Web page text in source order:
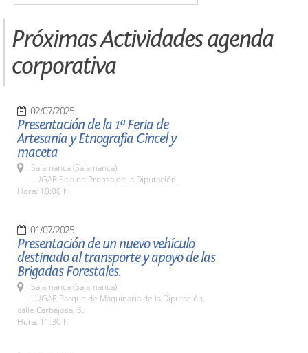
Próximas Actividades agenda
corporativa
02/07/2025
Presentación de la 1ª Feria de
Artesanía y Etnografía Cincel y
maceta
Salamanca (Salamanca)
LUGAR Sala de Prensa de la Diputación.
Hora: 10:00 h
01/07/2025
Presentación de un nuevo vehículo
destinado al transporte y apoyo de las
Brigadas Forestales.
Salamanca (Salamanca)
LUGAR Parque de Maquinaria de la Diputación,
calle Carbajosa, 6.
Hora: 11:30 h.